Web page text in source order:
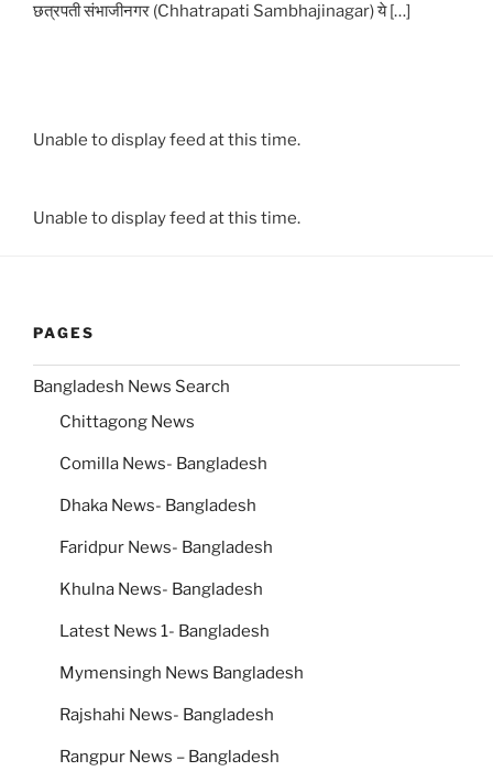
छत्रपती संभाजीनगर (Chhatrapati Sambhajinagar) ये […]
Unable to display feed at this time.
Unable to display feed at this time.
PAGES
Bangladesh News Search
Chittagong News
Comilla News- Bangladesh
Dhaka News- Bangladesh
Faridpur News- Bangladesh
Khulna News- Bangladesh
Latest News 1- Bangladesh
Mymensingh News Bangladesh
Rajshahi News- Bangladesh
Rangpur News – Bangladesh